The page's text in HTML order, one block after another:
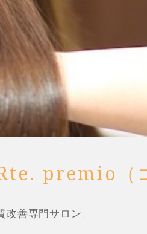
premio（
善専門サロン」